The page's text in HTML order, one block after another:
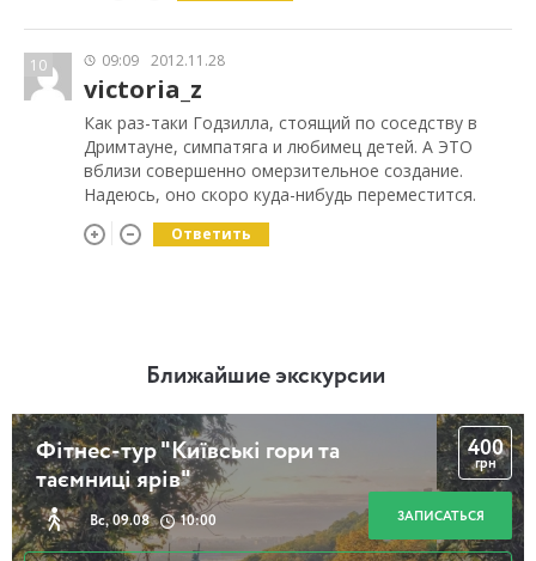
10 09:09 2012.11.28
victoria_z
Как раз-таки Годзилла, стоящий по соседству в
Дримтауне, симпатяга и любимец детей. А ЭТО
вблизи совершенно омерзительное создание.
Надеюсь, оно скоро куда-нибудь переместится.
Ответить
Ближайшие экскурсии
Фітнес-тур "Київські гори та
таємниці ярів"
Вс, 09.08 10:00
400
грн
ЗАПИСАТЬСЯ